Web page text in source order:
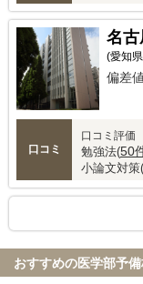
名古
(愛知
偏差
口コミ
口コミ評価
勉強法(50
小論文対策(
おすすめの医学部予